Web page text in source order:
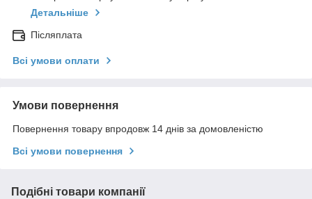
Детальніше
Післяплата
Всі умови оплати
Умови повернення
Повернення товару впродовж 14 днів за домовленістю
Всі умови повернення
Подібні товари компанії